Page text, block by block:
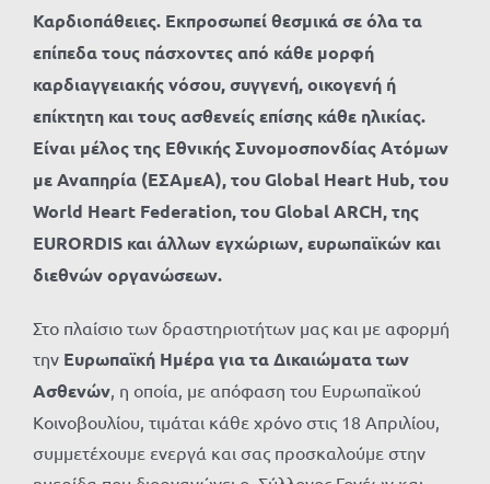
Καρδιοπάθειες. Εκπροσωπεί θεσμικά σε όλα τα
επίπεδα τους πάσχοντες από κάθε μορφή
καρδιαγγειακής νόσου, συγγενή, οικογενή ή
επίκτητη και τους ασθενείς επίσης κάθε ηλικίας.
Είναι μέλος της Εθνικής Συνομοσπονδίας Ατόμων
με Αναπηρία (ΕΣΑμεΑ), τουGlobal Heart Hub, του
World Heart Federation, τουGlobalARCH, της
EURORDIS και άλλων εγχώριων, ευρωπαϊκών και
διεθνών οργανώσεων.
Στο πλαίσιο των δραστηριοτήτων μας και με αφορμή
την Ευρωπαϊκή Ημέρα για τα Δικαιώματα των
Ασθενών, η οποία, με απόφαση του Ευρωπαϊκού
Κοινοβουλίου, τιμάται κάθε χρόνο στις 18 Απριλίου,
συμμετέχουμε ενεργά και σας προσκαλούμε στην